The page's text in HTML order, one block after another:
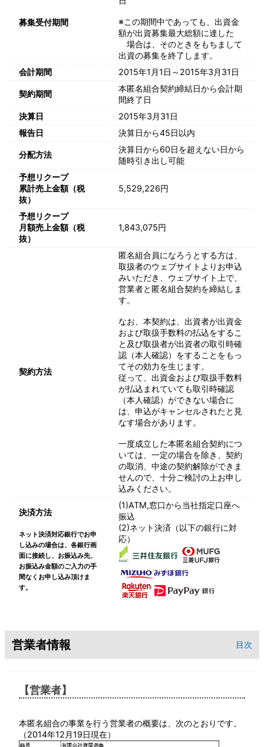
募集受付期間
※この期間中であっても、出資金
額が出資募集最大総額に達した
場合は、そのときをもちまして
出資の募集を終了します。
会計期間
2015年1月1日～2015年3月31日
契約期間
本匿名組合契約締結日から会計期
間終了日
決算日
2015年3月31日
報告日
決算日から45日以内
分配方法
決算日から60日を超えない日から
随時引き出し可能
予想リクープ
累計売上金額（税
抜）
5,529,226円
予想リクープ
月額売上金額（税
抜）
1,843,075円
契約方法
匿名組合員になろうとする方は、
取扱者のウェブサイトよりお申込
みいただき、ウェブサイト上で、
営業者と匿名組合契約を締結しま
す。
なお、本契約は、出資者が出資金
および取扱手数料の払込をするこ
と及び取扱者が出資者の取引時確
認（本人確認）をすることをもっ
てその効力を生じます。
従って、出資金および取扱手数料
が払込まれていても取引時確認
（本人確認）ができない場合に
は、申込がキャンセルされたと見
なす場合があります。
一度成立した本匿名組合契約につ
いては、一定の場合を除き、契約
の取消、中途の契約解除ができま
せんので、十分ご検討の上お申し
込みください。
決済方法
ネット決済対応銀行でお申
し込みの場合は、各銀行画
面に接続し、お振込み先、
お振込み金額のご入力の手
間なくお申し込み頂けま
す。
(1)ATM,窓口から当社指定口座へ
振込
(2)ネット決済（以下の銀行に対
応）
営業者情報 目次
【営業者】
本匿名組合の事業を行う営業者の概要は、次のとおりです。
（2014年12月19日現在）